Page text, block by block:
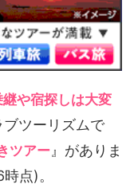
継や宿探しは大変
ツーリズムで
ツアー 』がありま
点)。